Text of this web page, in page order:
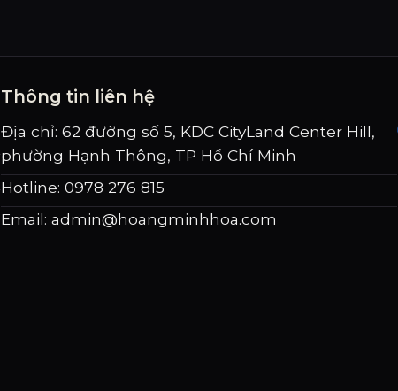
Thông tin liên hệ
Địa chỉ: 62 đường số 5, KDC CityLand Center Hill,
phường Hạnh Thông, TP Hồ Chí Minh
Hotline: 0978 276 815
Email: admin@hoangminhhoa.com